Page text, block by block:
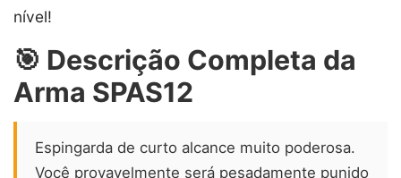
nível!
🎯 Descrição Completa da
Arma SPAS12
Espingarda de curto alcance muito poderosa.
Você provavelmente será pesadamente punido